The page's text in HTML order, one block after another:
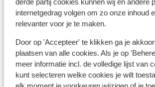
internetgedrag volgen om zo onze inhoud
relevanter voor je te maken.
Door op 'Accepteer' te klikken ga je
plaatsen van alle cookies. Als je op
meer informatie incl. de volledige lijst van
kunt selecteren welke cookies je wilt
Skipas
Skilessen
Skimateriaal